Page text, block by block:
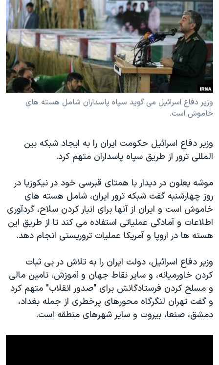
فرهنگ و زندگی
حقوق شهروندی
اقتصادی
علم و فناوری
اسرائیل در جنگ
گالری عکس
آرشیو پخش زنده
مستندها
انتخابات ریاست جمهوری آمریکا ۲۰۲۴
حمله جمهوری اسلامی به اسرائیل
رمز مهسا
ورزش زنان در ایران
اعتراضات زن، زندگی، آزادی
مجموعه مستندهای دادخواهی
دادگاه حمید نوری
قانون شفافیت دارائی کادر رهبری ایران
اعتراضات مردمی آبان ۹۸
اسرائیل در جنگ
نرگس محمدی برنده جایزه نوبل صلح
صفحه‌های ویژه
سفر پرزیدنت ترامپ به چین
دنبال کنید
زبانهای مختلف
وزیر دفاع اسرائیل می گوید سپاه پاسداران شامل هسته های
خاموش است.
وزیر دفاع اسرائیل حکومت ایران را به ایجاد شبکه بین
المللی ترور از طریق سپاه پاسداران متهم کرد.
موشه یعلون در دیدار با همتای قبرسی خود در نیکوزیا در
روز چهارشنبه گفت شبکه ترور ایران، شامل هسته های
خاموش است و ایران از آنها برای انبار کردن سلاح، گردآوری
اطلاعات و آمادگی عملیاتی استفاده می کند تا از طریق این
هسته ها در اروپا و آمریکا عملیات تروریستی انجام دهد.
وزیر دفاع اسرائیل، دولت ایران را به تلاش در بی ثبات
کردن خاورمیانه، و سایر نقاط جهان و آموزش، تامین مالی
و مسلح کردن فرستادگانش برای "صدور انقلاب" متهم کرد
و گفت تهران لنگرگاه محورهای پرخطری از جمله بغداد،
دمشق، صنعا، بیروت و سایر شهرهای منطقه است.